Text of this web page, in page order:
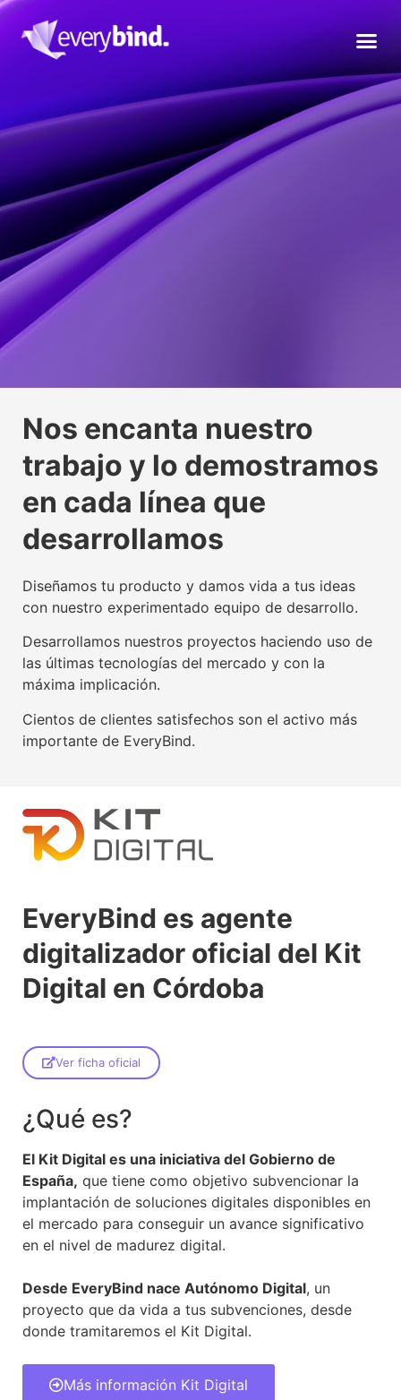
propulsora del IoT mundial
Conoce nuestra tecnología beacon
usuarios y empresas
Conoce nuestra factoría UX
oficial del Kit Digital
Leer más
propulsora del IoT mundial
Conoce nuestra tecnología beacon
usuarios y empresas
Conoce nuestra factoría UX
oficial del Kit Digital
Leer más
propulsora del IoT mundial
Conoce nuestra tecnología beacon
usuarios y empresas
Conoce nuestra factoría UX
oficial del Kit Digital
Leer más
Nos encanta nuestro
trabajo y lo demostramos
en cada línea que
desarrollamos
Diseñamos tu producto y damos vida a tus ideas
con nuestro experimentado equipo de desarrollo.
Desarrollamos nuestros proyectos haciendo uso de
las últimas tecnologías del mercado y con la
máxima implicación.
Cientos de clientes satisfechos son el activo más
importante de EveryBind.
EveryBind es agente
digitalizador oficial del Kit
Digital en Córdoba
Ver ficha oficial
¿Qué es?
El Kit Digital es una iniciativa del Gobierno de
España, que tiene como objetivo subvencionar la
implantación de soluciones digitales disponibles en
el mercado para conseguir un avance significativo
en el nivel de madurez digital.
Desde EveryBind nace Autónomo Digital, un
proyecto que da vida a tus subvenciones, desde
donde tramitaremos el Kit Digital.
Más información Kit Digital